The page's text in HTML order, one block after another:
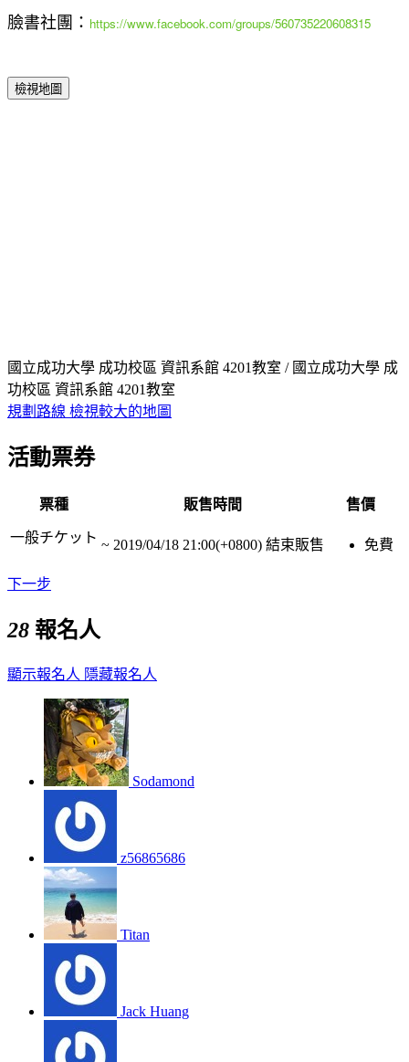
臉書社團： https://www.facebook.com/groups/560735220608315
檢視地圖
國立成功大學 成功校區 資訊系館 4201教室 / 國立成功大學 成
功校區 資訊系館 4201教室
規劃路線 檢視較大的地圖
活動票券
票種 販售時間 售價
一般チケット ~ 2019/04/18 21:00(+0800) 結束販售 免費
下一步
28 報名人
顯示報名人 隱藏報名人
Sodamond
z56865686
Titan
Jack Huang